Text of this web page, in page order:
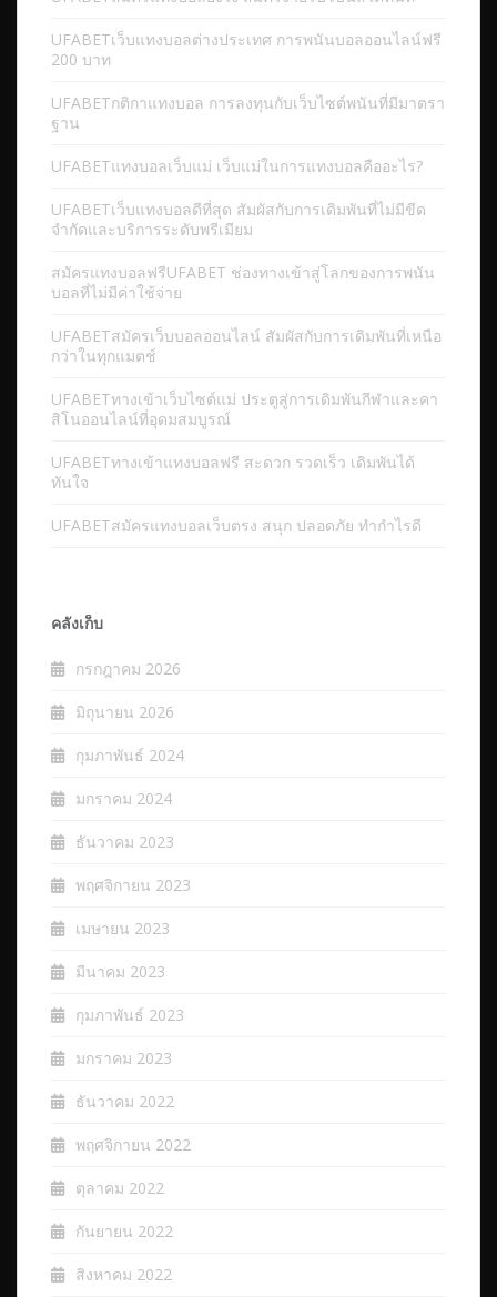
UFABETเว็บแทงบอลต่างประเทศ การพนันบอลออนไลน์ฟรี
200 บาท
UFABETกติกาแทงบอล การลงทุนกับเว็บไซต์พนันที่มีมาตรา
ฐาน
UFABETแทงบอลเว็บแม่ เว็บแม่ในการแทงบอลคืออะไร?
UFABETเว็บแทงบอลดีที่สุด สัมผัสกับการเดิมพันที่ไม่มีขีด
จำกัดและบริการระดับพรีเมียม
สมัครแทงบอลฟรีUFABET ช่องทางเข้าสู่โลกของการพนัน
บอลที่ไม่มีค่าใช้จ่าย
UFABETสมัครเว็บบอลออนไลน์ สัมผัสกับการเดิมพันที่เหนือ
กว่าในทุกแมตช์
UFABETทางเข้าเว็บไซต์แม่ ประตูสู่การเดิมพันกีฬาและคา
สิโนออนไลน์ที่อุดมสมบูรณ์
UFABETทางเข้าแทงบอลฟรี สะดวก รวดเร็ว เดิมพันได้
ทันใจ
UFABETสมัครแทงบอลเว็บตรง สนุก ปลอดภัย ทำกำไรดี
คลังเก็บ
กรกฎาคม 2026
มิถุนายน 2026
กุมภาพันธ์ 2024
มกราคม 2024
ธันวาคม 2023
พฤศจิกายน 2023
เมษายน 2023
มีนาคม 2023
กุมภาพันธ์ 2023
มกราคม 2023
ธันวาคม 2022
พฤศจิกายน 2022
ตุลาคม 2022
กันยายน 2022
สิงหาคม 2022